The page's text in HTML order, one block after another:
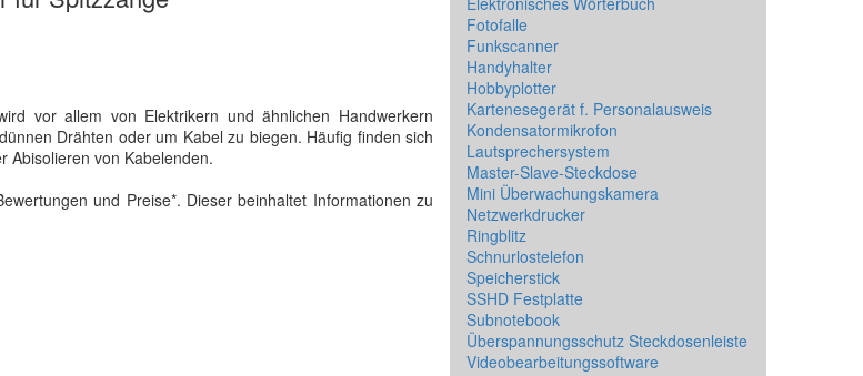
vor allem von Elektrikern und ähnlichen Handwerkern
Drähten oder um Kabel zu biegen. Häufig finden sich
Abisolieren von Kabelenden.
und Preise*. Dieser beinhaltet Informationen zu
Fotofalle
Funkscanner
Handyhalter
Hobbyplotter
Kartenesegerät f. Personalausweis
Kondensatormikrofon
Lautsprechersystem
Master-Slave-Steckdose
Mini Überwachungskamera
Netzwerkdrucker
Ringblitz
Schnurlostelefon
Speicherstick
SSHD Festplatte
Subnotebook
Überspannungsschutz Steckdosenleiste
Videobearbeitungssoftware